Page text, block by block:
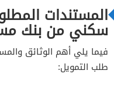
المستندات
سكني من بنك
فيما يلي أهم الوثائق
طلب التمويل: